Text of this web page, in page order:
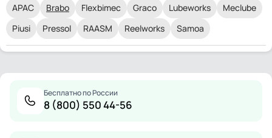
APAC Brabo Flexbimec Graco Lubeworks
Meclube
Piusi
Pressol RAASM Reelworks Samoa
Бесплатно по России
8 (800) 550 44-56